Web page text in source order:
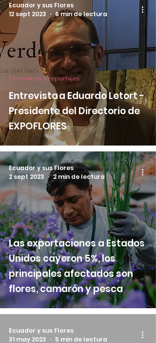
Entrevista a Eduardo Letort -
Presidente del Directorio de
EXPOFLORES
Entrevistas y reportajes
Ecuador y sus Flores
12 sept 2023
6 min de lectura
Las exportaciones a Estados
Unidos cayeron 5%, los
principales afectados son
flores, camarón y pesca
Noticias
Ecuador y sus Flores
2 sept 2023
2 min de lectura
Ecuador y sus Flores
31 may 2023
5 min de lectura